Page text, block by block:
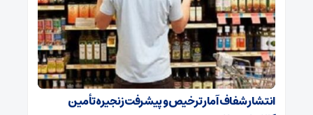
انتشار شفاف آمار ترخیص و پیشرفت زنجیره تأمین